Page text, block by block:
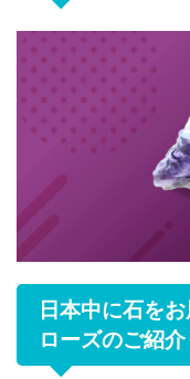
日本中に石を
ローズのご紹介